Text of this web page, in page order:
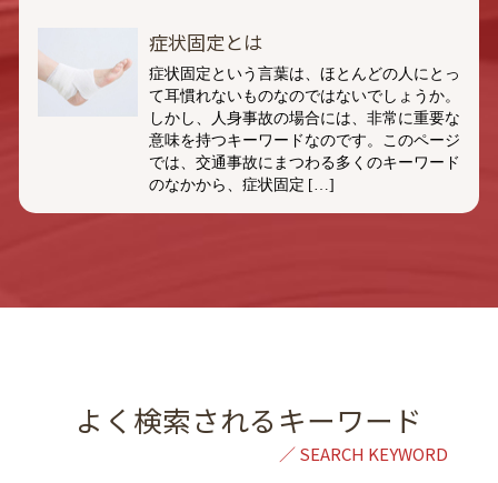
症状固定とは
症状固定という言葉は、ほとんどの人にとっ
て耳慣れないものなのではないでしょうか。
しかし、人身事故の場合には、非常に重要な
意味を持つキーワードなのです。このページ
では、交通事故にまつわる多くのキーワード
のなかから、症状固定 […]
よく検索されるキーワード